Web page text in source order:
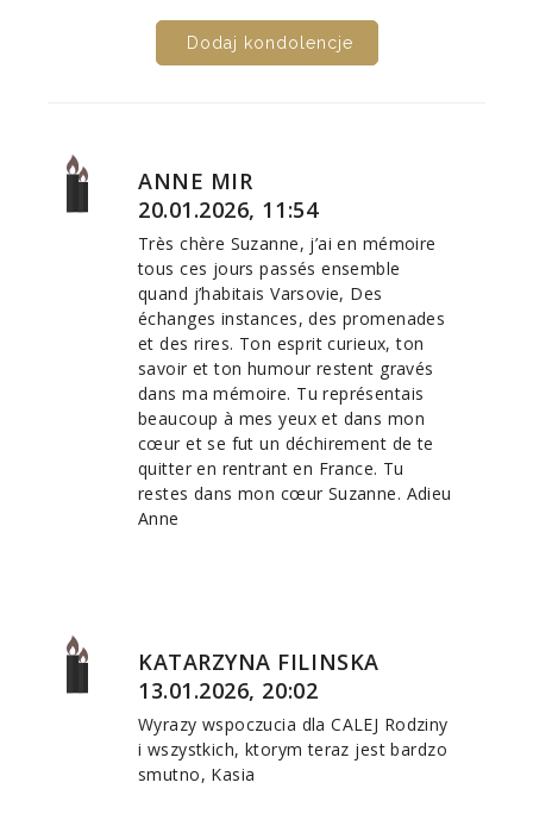
Dodaj kondolencje
ANNE MIR
20.01.2026, 11:54
Très chère Suzanne, j’ai en mémoire
tous ces jours passés ensemble
quand j’habitais Varsovie, Des
échanges instances, des promenades
et des rires. Ton esprit curieux, ton
savoir et ton humour restent gravés
dans ma mémoire. Tu représentais
beaucoup à mes yeux et dans mon
cœur et se fut un déchirement de te
quitter en rentrant en France. Tu
restes dans mon cœur Suzanne. Adieu
Anne
KATARZYNA FILINSKA
13.01.2026, 20:02
Wyrazy wspoczucia dla CALEJ Rodziny
i wszystkich, ktorym teraz jest bardzo
smutno, Kasia